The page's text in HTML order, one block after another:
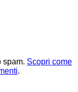
spam. Scopri come
.